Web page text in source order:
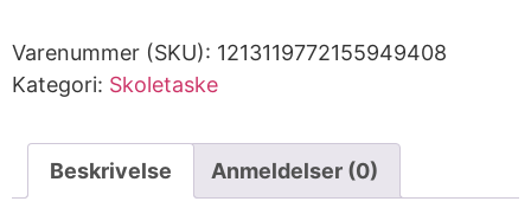
Varenummer (SKU): 1213119772155949408
Kategori: Skoletaske
Beskrivelse Anmeldelser (0)